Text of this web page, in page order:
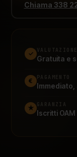
Chiama 338
✓ VALUTAZIONE
Gratuita e
€ PAGAMENTO
Immediato,
★ GARANZIA
Iscritti OAM